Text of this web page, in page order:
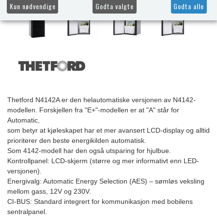
Thetford N4142A er den helautomatiske versjonen av N4142-
modellen. Forskjellen fra "E+"-modellen er at "A" står for
Automatic,
som betyr at kjøleskapet har et mer avansert LCD-display og alltid
prioriterer den beste energikilden automatisk.
Som 4142-modell har den også utsparing for hjulbue.
Kontrollpanel: LCD-skjerm (større og mer informativt enn LED-
versjonen).
Energivalg: Automatic Energy Selection (AES) – sømløs veksling
mellom gass, 12V og 230V.
CI-BUS: Standard integrert for kommunikasjon med bobilens
sentralpanel.
Kun nødvendige Godta valgte Godta alle